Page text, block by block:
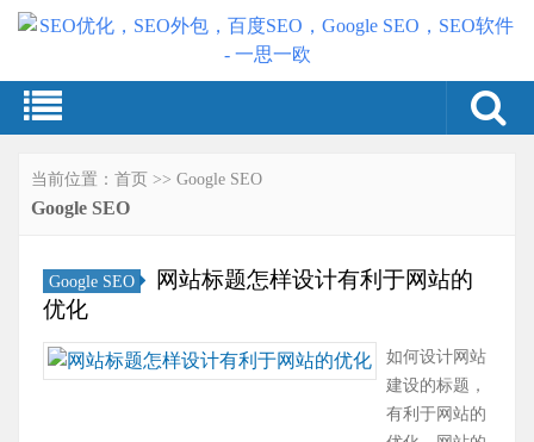
当前位置： 首页 >> Google SEO
Google SEO
Google SEO
网站标题怎样设计有利于网站的
优化
如何设计网站
建设的标题，
有利于网站的